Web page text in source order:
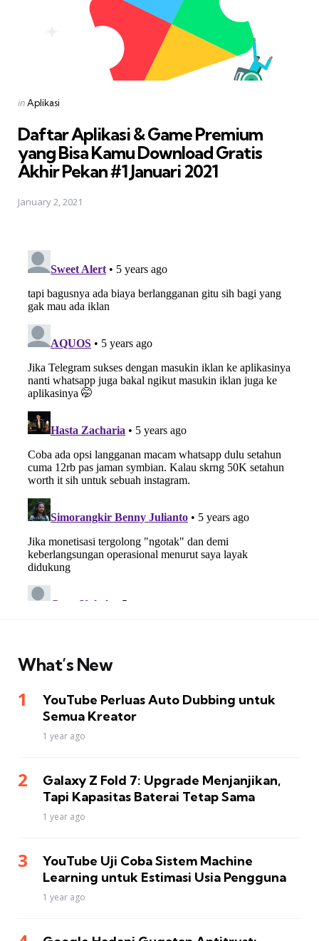
Posted
inAplikasi
Daftar Aplikasi & Game Premium
yang Bisa Kamu Download Gratis 
Akhir Pekan #1 Januari 2021
January 2, 2021
What’s New
YouTube Perluas Auto Dubbing untuk
Semua Kreator
1 year ago
Galaxy Z Fold 7: Upgrade Menjanjikan,
Tapi Kapasitas Baterai Tetap Sama
1 year ago
YouTube Uji Coba Sistem Machine
Learning untuk Estimasi Usia Pengguna
1 year ago